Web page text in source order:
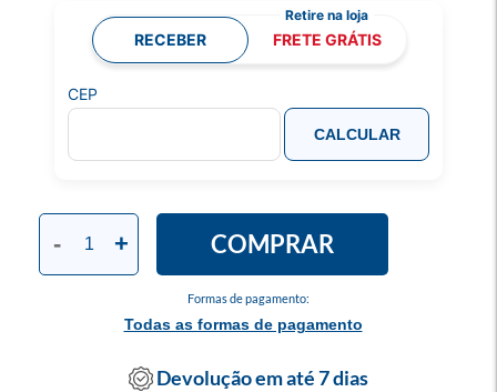
Formas de pagamento:
Todas as formas de pagamento
- + COMPRAR
RECEBER FRETE GRÁTIS
CEP
CALCULAR
Devolução em até 7 dias